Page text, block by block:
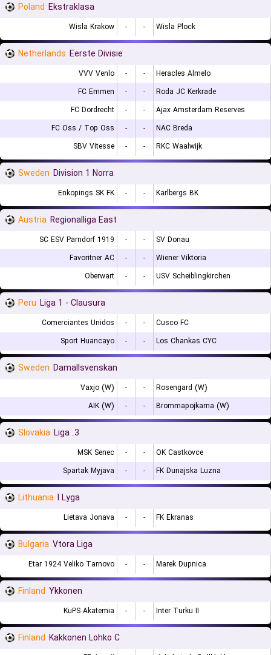
Poland Ekstraklasa
Wisla Krakow - - Wisla Plock
Netherlands Eerste Divisie
VVV Venlo - -
Heracles Almelo
FC Emmen
- -
Roda JC Kerkrade
FC Dordrecht
- -
Ajax Amsterdam Reserves
FC Oss / Top Oss
- -
NAC Breda
SBV Vitesse
- - RKC Waalwijk
Sweden Division 1 Norra
Enkopings SK FK - - Karlbergs BK
Austria Regionalliga East
SC ESV Parndorf 1919 - -
SV Donau
Favoritner AC
- -
Wiener Viktoria
Oberwart
- - USV Scheiblingkirchen
Peru Liga 1 - Clausura
Comerciantes Unidos - -
Cusco FC
Sport Huancayo
- - Los Chankas CYC
Sweden Damallsvenskan
Vaxjo (W) - -
Rosengard (W)
AIK (W)
- - Brommapojkarna (W)
Slovakia 3. Liga
MSK Senec - -
OK Castkovce
Spartak Myjava
- - FK Dunajska Luzna
Lithuania I Lyga
Lietava Jonava - - FK Ekranas
Bulgaria Vtora Liga
Etar 1924 Veliko Tarnovo - - Marek Dupnica
Finland Ykkonen
KuPS Akatemia - - Inter Turku II
Finland Kakkonen Lohko C